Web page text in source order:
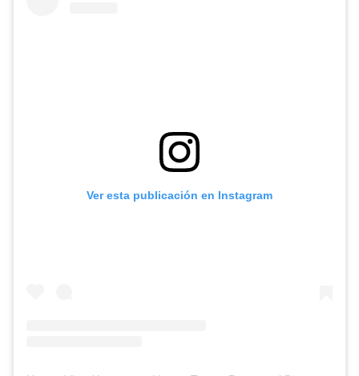
Ver esta publicación en Instagram